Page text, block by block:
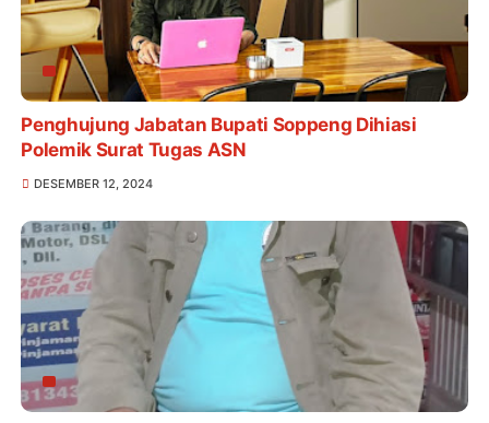
Penghujung Jabatan Bupati Soppeng Dihiasi
Polemik Surat Tugas ASN
DESEMBER 12, 2024